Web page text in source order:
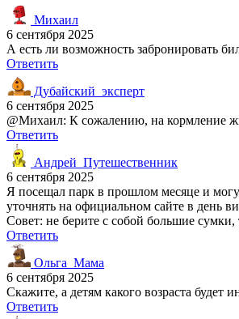
Михаил
6 сентября 2025
А есть ли возможность забронировать
Ответить
Дубайский_эксперт
6 сентября 2025
@Михаил: К сожалению, на кормление
Ответить
Андрей_Путешественник
6 сентября 2025
Я посещал парк в прошлом месяце и
уточнять на официальном сайте в день
Совет: не берите с собой большие
Ответить
Ольга_Мама
6 сентября 2025
Скажите, а детям какого возраста будет
Ответить